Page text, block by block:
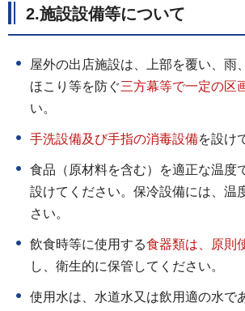
2.施設設備等について
屋外の出店施設は、上部を覆い、雨
ほこり等を防ぐ三方幕等で一定の区
い。
手洗設備及び手指の消毒設備を設け
食品（原材料を含む）を適正な温度
設けてください。保冷設備には、温
さい。
飲食時等に使用する食器類は、原則
し、衛生的に保管してください。
使用水は、水道水又は飲用適の水で